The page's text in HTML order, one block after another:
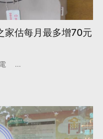
家估每月最多增70元
...